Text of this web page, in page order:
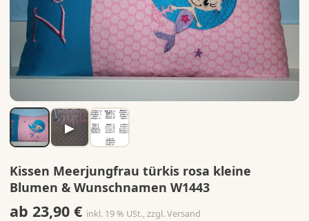
▶
Kissen Meerjungfrau türkis rosa kleine
Blumen & Wunschnamen W1443
ab 23,90 € inkl. 19 % USt., zzgl. Versand